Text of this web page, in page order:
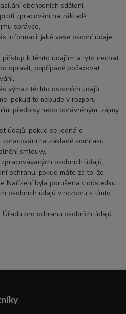
obchodních sdělení,
zpracování na základě
správce,
informaci, jaké vaše osobní údaje
přístup k těmto údajům a tyto nechat
opravit, popřípadě požadovat
výmaz těchto osobních údajů,
pokud to nebude v rozporu
předpisy nebo oprávněnými zájmy
údajů, pokud se jedná o
zpracování na základě souhlasu
smlouvy,
osobních údajů,
ochranu, pokud máte za to, že
Nařízení byla porušena v důsledku
osobních údajů v rozporu s tímto
pro ochranu osobních údajů.